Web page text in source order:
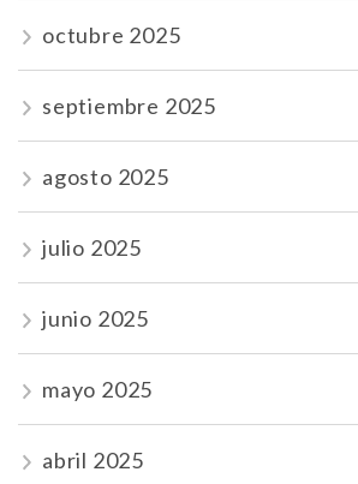
octubre 2025
septiembre 2025
agosto 2025
julio 2025
junio 2025
mayo 2025
abril 2025